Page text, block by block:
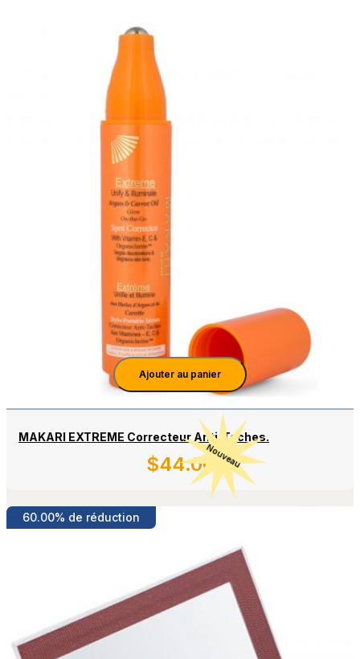
Ajouter au panier
MAKARI EXTREME Correcteur Anti-Taches.
$44.00
60.00% de réduction
Détails
Nouveau